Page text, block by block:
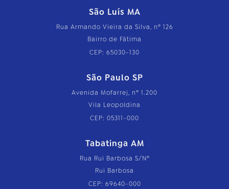
São Luís MA
Rua Armando Vieira da Silva, nº 126
Bairro de Fátima
CEP: 65030-130
São Paulo SP
Avenida Mofarrej, nº 1.200
Vila Leopoldina
CEP: 05311-000
Tabatinga AM
Rua Rui Barbosa S/Nº
Rui Barbosa
CEP: 69640-000